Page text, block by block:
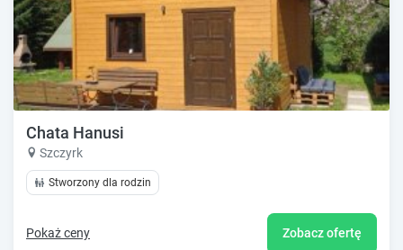
Chata Hanusi
Szczyrk
Stworzony dla rodzin
Pokaż ceny Zobacz ofertę